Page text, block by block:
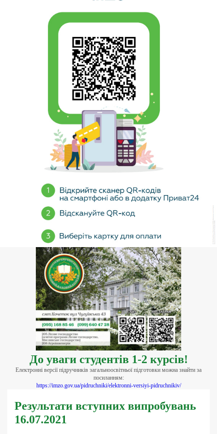
До уваги студентів 1-2 курсів!
Електронні версії підручників загальноосвітньої підготовки можна знайти за
посиланням:
https://imzo.gov.ua/pidruchniki/elektronni-versiyi-pidruchnikiv/
Результати вступних випробувань
16.07.2021